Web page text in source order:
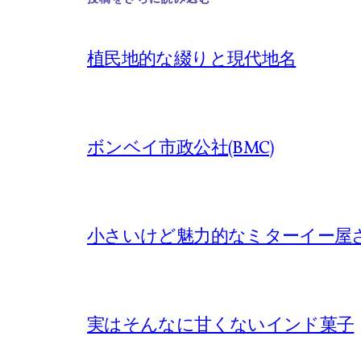
植民地的な綴りと現代地名
ボンベイ市政公社(BMC)
小さいけど魅力的なミターイー屋
実はそんなに甘くないインド菓子